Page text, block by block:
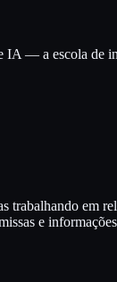
IA — a escola
em
e